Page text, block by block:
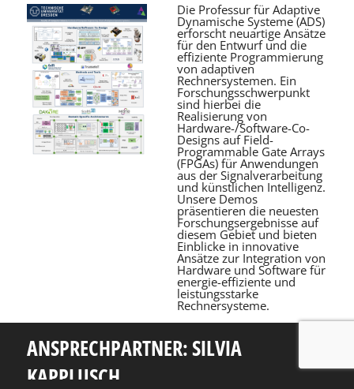
Die Professur für Adaptive
Dynamische Systeme (ADS)
erforscht neuartige Ansätze
für den Entwurf und die
effiziente Programmierung
von adaptiven
Rechnersystemen. Ein
Forschungsschwerpunkt
sind hierbei die
Realisierung von
Hardware-/Software-Co-
Designs auf Field-
Programmable Gate Arrays
(FPGAs) für Anwendungen
aus der Signalverarbeitung
und künstlichen Intelligenz.
Unsere Demos
präsentieren die neuesten
Forschungsergebnisse auf
diesem Gebiet und bieten
Einblicke in innovative
Ansätze zur Integration von
Hardware und Software für
energie-effiziente und
leistungsstarke
Rechnersysteme.
ANSPRECHPARTNER: SILVIA
KAPPLUSCH